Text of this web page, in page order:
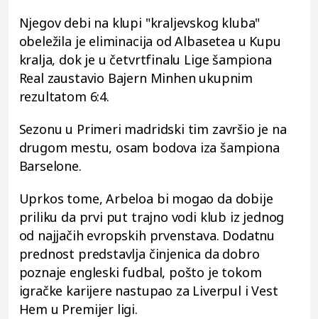
Njegov debi na klupi "kraljevskog kluba"
obeležila je eliminacija od Albasetea u Kupu
kralja, dok je u četvrtfinalu Lige šampiona
Real zaustavio Bajern Minhen ukupnim
rezultatom 6:4.
Sezonu u Primeri madridski tim završio je na
drugom mestu, osam bodova iza šampiona
Barselone.
Uprkos tome, Arbeloa bi mogao da dobije
priliku da prvi put trajno vodi klub iz jednog
od najjačih evropskih prvenstava. Dodatnu
prednost predstavlja činjenica da dobro
poznaje engleski fudbal, pošto je tokom
igračke karijere nastupao za Liverpul i Vest
Hem u Premijer ligi.